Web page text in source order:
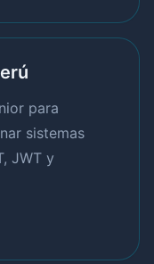
para
sistemas
JWT y